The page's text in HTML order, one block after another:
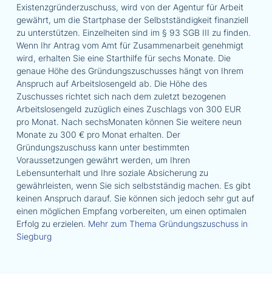
Existenzgründerzuschuss, wird von der Agentur für Arbeit
gewährt, um die Startphase der Selbstständigkeit finanziell
zu unterstützen. Einzelheiten sind im § 93 SGB III zu finden.
Wenn Ihr Antrag vom Amt für Zusammenarbeit genehmigt
wird, erhalten Sie eine Starthilfe für sechs Monate. Die
genaue Höhe des Gründungszuschusses hängt von Ihrem
Anspruch auf Arbeitslosengeld ab. Die Höhe des
Zuschusses richtet sich nach dem zuletzt bezogenen
Arbeitslosengeld zuzüglich eines Zuschlags von 300 EUR
pro Monat. Nach sechsMonaten können Sie weitere neun
Monate zu 300 € pro Monat erhalten. Der
Gründungszuschuss kann unter bestimmten
Voraussetzungen gewährt werden, um Ihren
Lebensunterhalt und Ihre soziale Absicherung zu
gewährleisten, wenn Sie sich selbstständig machen. Es gibt
keinen Anspruch darauf. Sie können sich jedoch sehr gut auf
einen möglichen Empfang vorbereiten, um einen optimalen
Erfolg zu erzielen. Mehr zum Thema Gründungszuschuss in
Siegburg